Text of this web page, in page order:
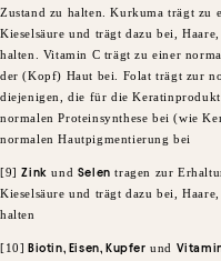
Zustand zu halten. Kurkuma trägt zu
Kieselsäure und trägt dazu bei,
halten. Vitamin C trägt zu einer
der (Kopf) Haut bei. Folat trägt zur
diejenigen, die für die
normalen Proteinsynthese bei (wie
normalen Hautpigmentierung bei
[9]Zink und Selen tragen zur
Kieselsäure und trägt dazu bei,
halten
[10] Biotin, Eisen, Kupfer und